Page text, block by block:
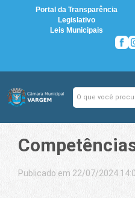
Portal da Transparência
Legislativo
Leis Municipais
Publicado em 22/07/2024